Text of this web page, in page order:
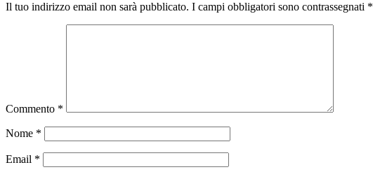
Il tuo indirizzo email non sarà pubblicato. I campi obbligatori sono contrassegnati *
Commento *
Nome *
Email *